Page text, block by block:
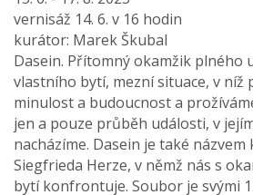
vernisáž 14. 6. v 16 hodin
kurátor: Marek Škubal
Dasein. Přítomný okamžik plného
vlastního bytí, mezní situace, v níž
minulost a budoucnost a
jen a pouze průběh události, v
nacházíme. Dasein je také
Siegfrieda Herze, v němž nás s
bytí konfrontuje. Soubor je svými